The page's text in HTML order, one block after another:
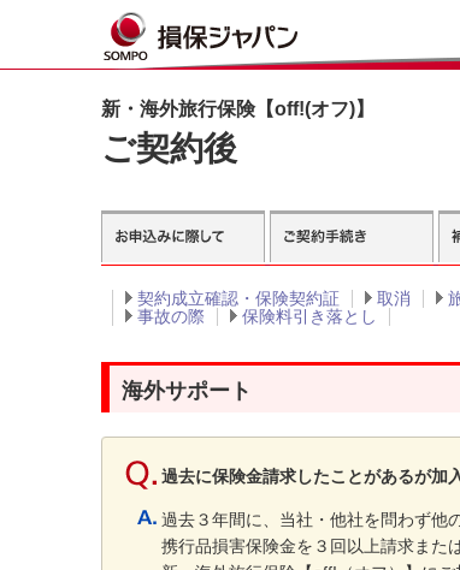
新・海外旅行保険【off!(オフ)】
ご契約後
契約成立確認・保険契約証 取消
事故の際
保険料引き落とし
海外サポート
過去に保険金請求したことがあるが加
過去３年間に、当社・他社を問わず他
携行品損害保険金を３回以上請求また